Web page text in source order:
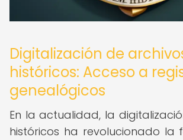
Digitalización de
históricos: Acceso a
genealógicos
En la actualidad, la
históricos ha revolucionado la